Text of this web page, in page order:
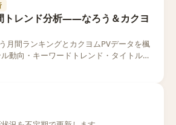
トレンド分析——なろう＆カクヨ
月間ランキングとカクヨムPVデータを楓
動向・キーワードトレンド・タイトル傾
す